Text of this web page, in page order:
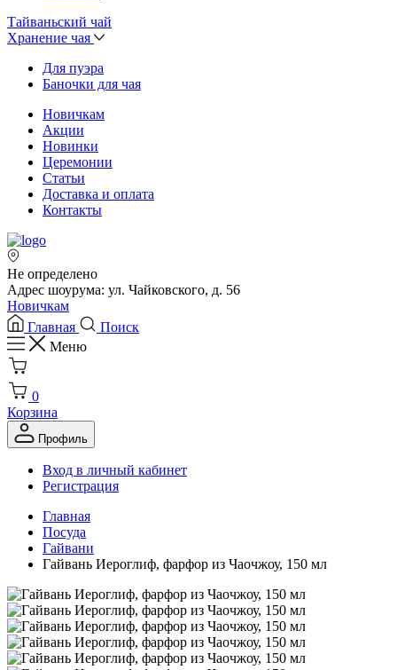
Тайваньский чай
Хранение чая
Для пуэра
Баночки для чая
Новичкам
Акции
Новинки
Церемонии
Статьи
Доставка и оплата
Контакты
Не определено
Адрес шоурума: ул. Чайковского, д. 56
Новичкам
Главная
Поиск
Меню
0
Корзина
Профиль
Вход в личный кабинет
Регистрация
Главная
Посуда
Гайвани
Гайвань Иероглиф, фарфор из Чаочжоу, 150 мл